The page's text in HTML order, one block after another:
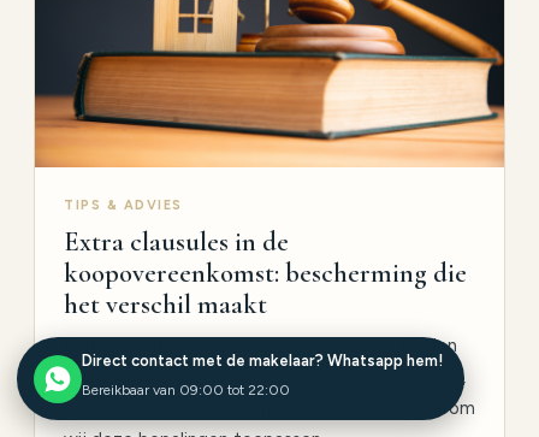
TIPS & ADVIES
Extra clausules in de
koopovereenkomst: bescherming die
het verschil maakt
Extra clausules in de koopovereenkomst bieden
bescherming tegen risico's als funderingsschade,
betonrot en grondwaterproblemen. Lees waarom
Direct contact met de makelaar? Whatsapp hem!
Bereikbaar van 09:00 tot 22:00